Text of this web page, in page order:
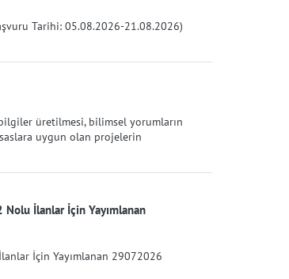
Tarihi: 05.08.2026-21.08.2026)
üretilmesi, bilimsel yorumların
uygun olan projelerin
İlanlar İçin Yayımlanan
İçin Yayımlanan 29072026